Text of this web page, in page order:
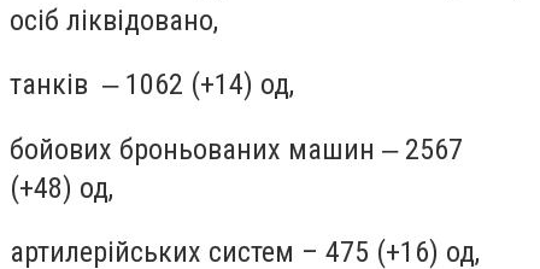
осіб ліквідовано,
танків ‒ 1062 (+14) од,
бойових броньованих машин ‒ 2567
(+48) од,
артилерійських систем – 475 (+16) од,